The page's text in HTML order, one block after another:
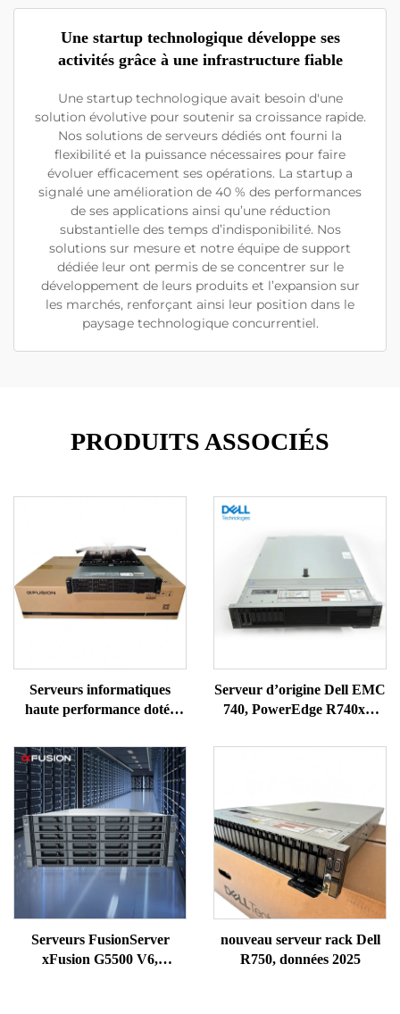
Une startup technologique développe ses
activités grâce à une infrastructure fiable
Une startup technologique avait besoin d'une
solution évolutive pour soutenir sa croissance rapide.
Nos solutions de serveurs dédiés ont fourni la
flexibilité et la puissance nécessaires pour faire
évoluer efficacement ses opérations. La startup a
signalé une amélioration de 40 % des performances
de ses applications ainsi qu’une réduction
substantielle des temps d’indisponibilité. Nos
solutions sur mesure et notre équipe de support
dédiée leur ont permis de se concentrer sur le
développement de leurs produits et l’expansion sur
les marchés, renforçant ainsi leur position dans le
paysage technologique concurrentiel.
PRODUITS ASSOCIÉS
Serveurs informatiques
haute performance dotés
l’intelligence artificielle,
système NAS réseau, vente
avec onduleur (UPS),
châssis 2U, Deeepseek, 256
Go de mémoire RAM,
performances élevées en
résolution 4K, prix
avantageux
Serveur d’origine Dell EMC
740, PowerEdge R740xd,
R740xd, Xeon-Gold 6342,
Serveurs FusionServer
xFusion G5500 V6,
nouveau serveur rack Dell
R750, données 2025